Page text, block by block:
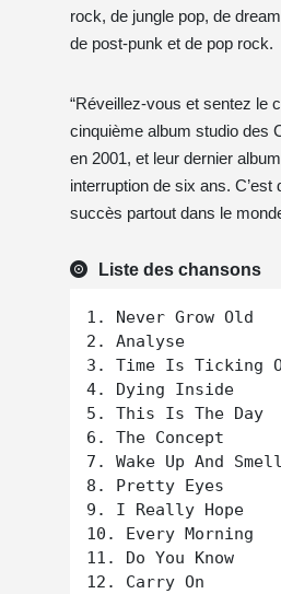
rock, de jungle pop, de
de post-punk et de pop rock.
“Réveillez-vous et sentez le
cinquième album studio des
en 2001, et leur dernier
interruption de six ans. C’est
succès partout dans le
Liste des chansons
1. Never Grow Old
2. Analyse
3. Time Is Ticking
4. Dying Inside
5. This Is The Day
6. The Concept
7. Wake Up And
8. Pretty Eyes
9. I Really Hope
10. Every Morning
11. Do You Know
12. Carry On